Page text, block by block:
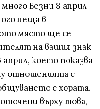
много Везни 8 април
неща в
място ще се
на вашия знак
което показва
отношенията с
с хората.
върху това,